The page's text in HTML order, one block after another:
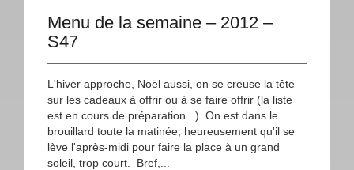
Menu de la semaine – 2012 –
S47
L'hiver approche, Noël aussi, on se creuse la tête
sur les cadeaux à offrir ou à se faire offrir (la liste
est en cours de préparation...). On est dans le
brouillard toute la matinée, heureusement qu'il se
lève l'après-midi pour faire la place à un grand
soleil, trop court. Bref,...